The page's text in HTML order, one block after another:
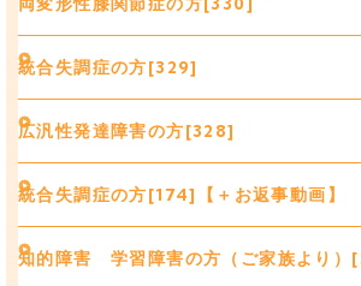
統合失調症の方[329]
広汎性発達障害の方[328]
統合失調症の方[174]【＋お返事動画】
知的障害 学習障害の方（ご家族より）